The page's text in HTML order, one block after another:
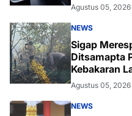
Agustus 05, 2026
NEWS
Sigap
Ditsamapta
Kebakaran
Agustus 05, 2026
NEWS